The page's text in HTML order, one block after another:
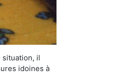
situation, il
idoines à